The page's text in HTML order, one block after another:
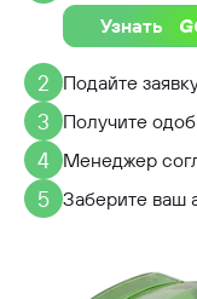
Узнать
2 Подайте
3 Получите
4 Менеджер
5 Заберите ваш